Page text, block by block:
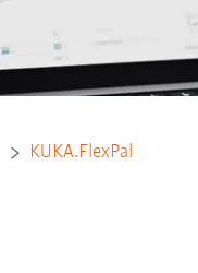
KUKA.FlexPal